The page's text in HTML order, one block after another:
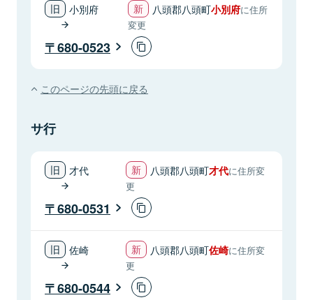
小別府 八頭郡八頭町小別府に住所
変更
680-0523
このページの先頭に戻る
サ行
才代 八頭郡八頭町才代に住所変
更
680-0531
佐崎 八頭郡八頭町佐崎に住所変
更
680-0544